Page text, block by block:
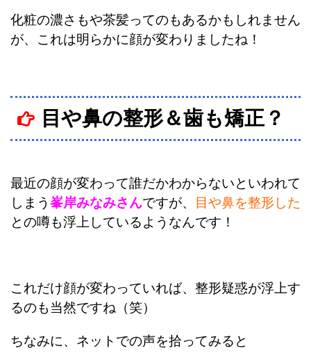
化粧の濃さもや茶髪ってのもあるかもしれません
が、これは明らかに顔が変わりましたね！
目や鼻の整形＆歯も矯正？
最近の顔が変わって誰だかわからないといわれて
しまう 峯岸みなみさんですが、
目や鼻を整形した
との噂も浮上しているようなんです！
これだけ顔が変わっていれば、整形疑惑が浮上す
るのも当然ですね（笑）
ちなみに、ネットでの声を拾ってみると